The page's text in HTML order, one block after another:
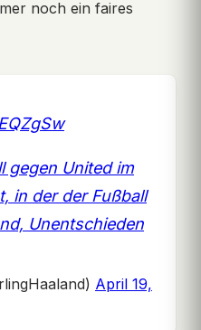
noch ein faires
gegen United im
in der der Fußball
Unentschieden
April 19,